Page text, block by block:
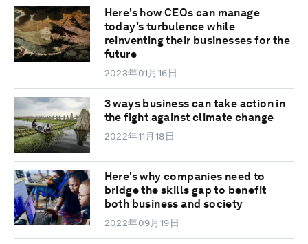
Here's how CEOs can manage
today’s turbulence while
reinventing their businesses for the
future
2023年01月16日
3 ways business can take action in
the fight against climate change
2022年11月18日
Here's why companies need to
bridge the skills gap to benefit
both business and society
2022年09月19日